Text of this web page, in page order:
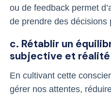
ou de feedback permet
de prendre des décisions
c. Rétablir un
subjective et
En cultivant cette
gérer nos attentes,